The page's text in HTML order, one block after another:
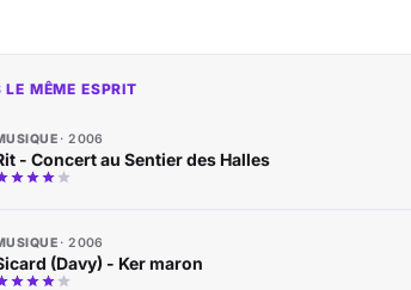
LE MÊME ESPRIT
2006
- Concert au Sentier des Halles
2006
(Davy) - Ker maron